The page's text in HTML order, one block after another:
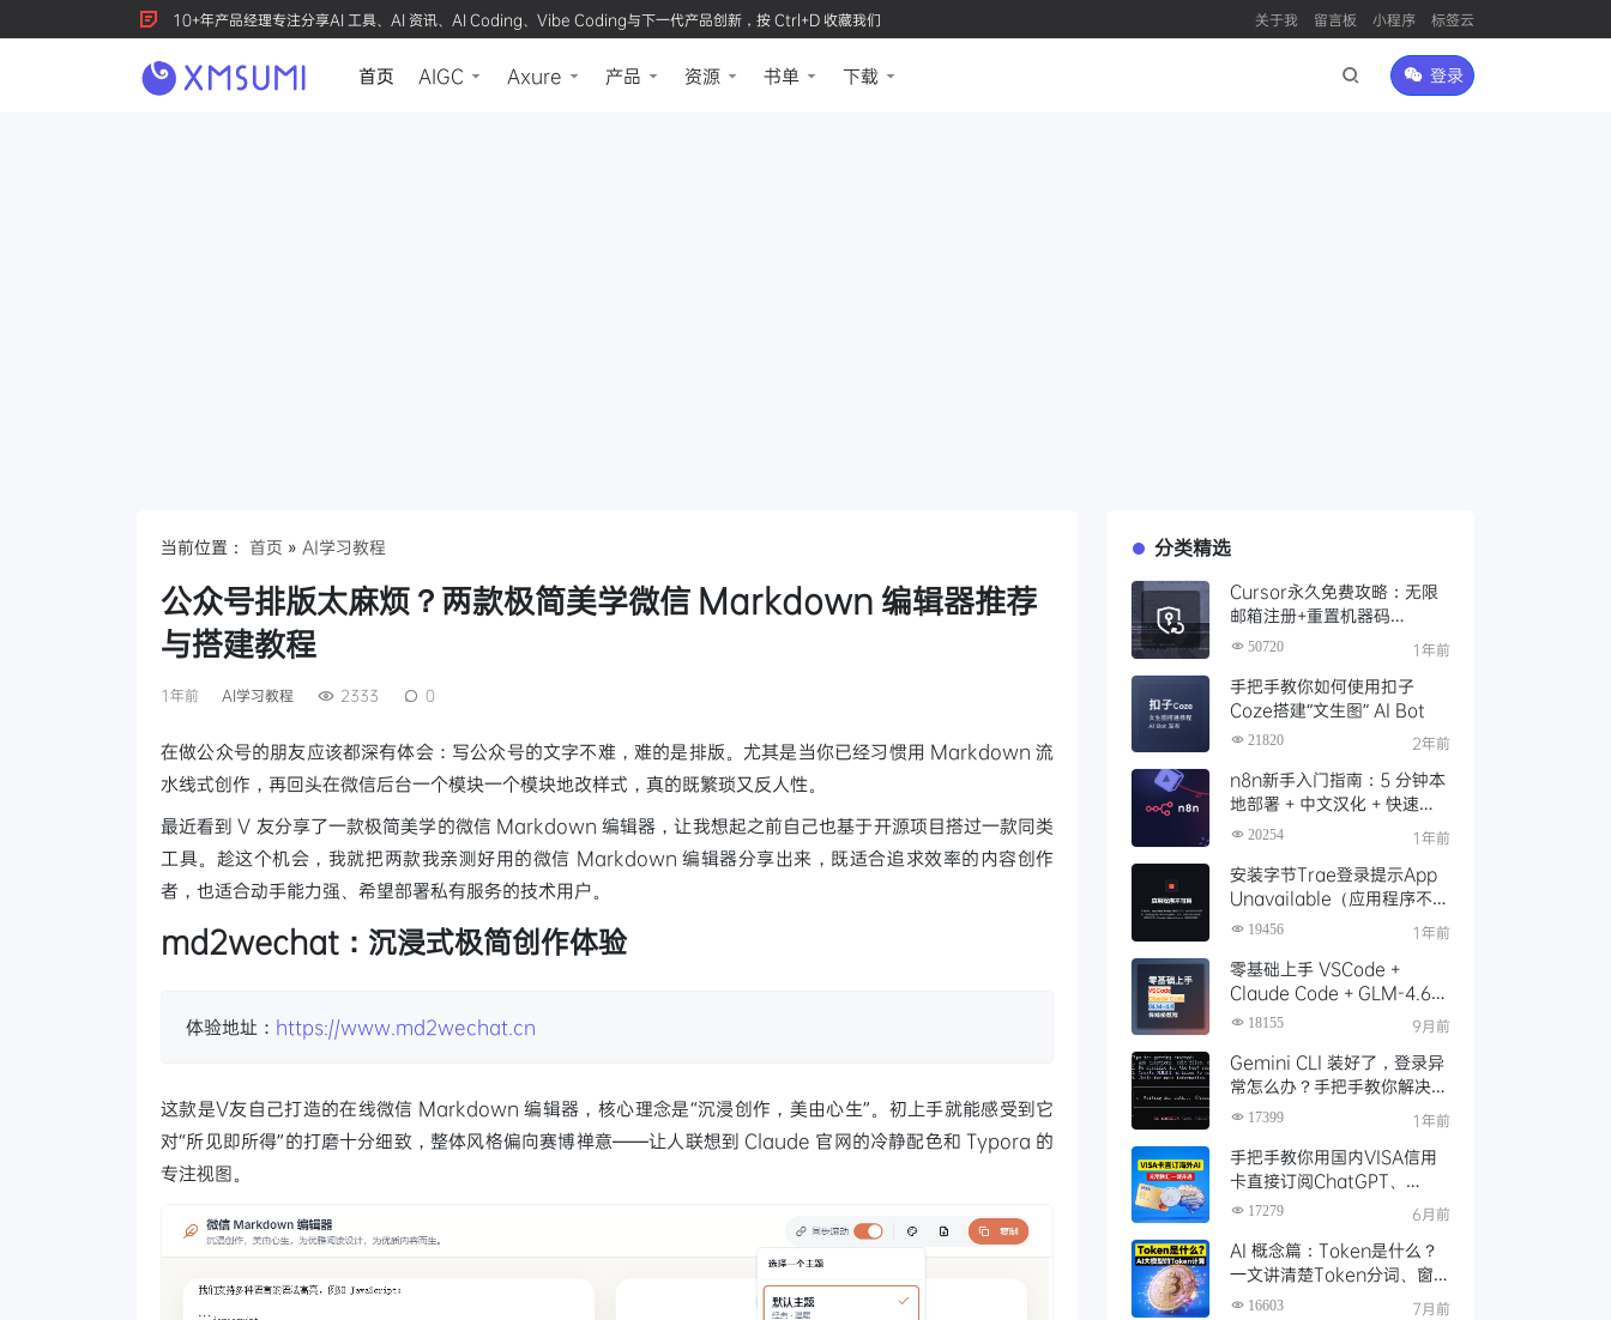
10+年产品经理专注分享AI 工具、AI 资讯、AI Coding、Vibe Coding与下一代产品创新，按 Ctrl+D 收藏我们 关于我 留言板 小程序 标签云
首页 AIGC Axure 产品 资源 书单 下载 登录
当前位置： 首页 » AI学习教程
公众号排版太麻烦？两款极简美学微信 Markdown 编辑器推荐
与搭建教程
1年前 AI学习教程 2333 0
在做公众号的朋友应该都深有体会：写公众号的文字不难，难的是排版。尤其是当你已经习惯用 Markdown 流
水线式创作，再回头在微信后台一个模块一个模块地改样式，真的既繁琐又反人性。
最近看到 V 友分享了一款极简美学的微信 Markdown 编辑器，让我想起之前自己也基于开源项目搭过一款同类
工具。趁这个机会，我就把两款我亲测好用的微信 Markdown 编辑器分享出来，既适合追求效率的内容创作
者，也适合动手能力强、希望部署私有服务的技术用户。
md2wechat：沉浸式极简创作体验
体验地址： https://www.md2wechat.cn
这款是V友自己打造的在线微信 Markdown 编辑器，核心理念是“沉浸创作，美由心生”。初上手就能感受到它
对“所见即所得”的打磨十分细致，整体风格偏向赛博禅意——让人联想到 Claude 官网的冷静配色和 Typora 的
专注视图。
分类精选
Cursor永久免费攻略：无限
邮箱注册+重置机器码
+Cursor试用期重置工具实现
50720 1年前
手把手教你如何使用扣子
Coze搭建“文生图” AI Bot
21820 2年前
n8n新手入门指南：5 分钟本
地部署 + 中文汉化 + 快速启
动，玩转工作流（Docker
20254 1年前
安装字节Trae登录提示App
Unavailable（应用程序不可
用）解决办法，这份官方指南
19456 1年前
零基础上手 VSCode +
Claude Code + GLM-4.6
保姆级安装配置教程
18155 9月前
Gemini CLI 装好了，登录异
常怎么办？手把手教你解决
Gemini CLI 登录问题
17399 1年前
手把手教你用国内VISA信用
卡直接订阅ChatGPT、
Claude、Google Gemini
17279 6月前
AI 概念篇：Token是什么？
一文讲清楚Token分词、窗
口、计费与常用计算工具
16603 7月前